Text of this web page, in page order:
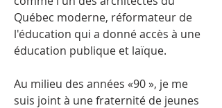
Québec moderne, réformateur de
l'éducation qui a donné accès à une
éducation publique et laïque.
Au milieu des années «90 », je me
suis joint à une fraternité de jeunes